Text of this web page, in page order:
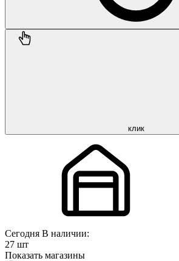
клик
Сегодня В наличии:
27 шт
Показать магазины